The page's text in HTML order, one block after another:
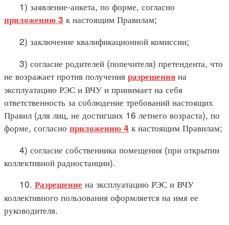
1) заявление-анкета, по форме, согласно
приложению 3 к настоящим Правилам;
2) заключение квалификационной комиссии;
3) согласие родителей (попечителя) претендента, что
не возражает против получения разрешения на
эксплуатацию РЭС и ВЧУ и принимает на себя
ответственность за соблюдение требований настоящих
Правил (для лиц, не достигших 16 летнего возраста), по
форме, согласно приложению 4 к настоящим Правилам;
4) согласие собственника помещения (при открытии
коллективной радиостанции).
10. Разрешение на эксплуатацию РЭС и ВЧУ
коллективного пользования оформляется на имя ее
руководителя.